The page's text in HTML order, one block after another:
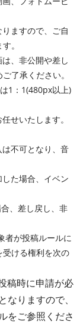
ますので、ご自
。
、非公開や差し
了承ください。
1：1(480px以上)
せいたします。
不可となり、音
た場合、イベン
、差し戻し、非
者が投稿ルールに
ける権利を次の
稿時に申請が必
りますので、
をご参照くださ